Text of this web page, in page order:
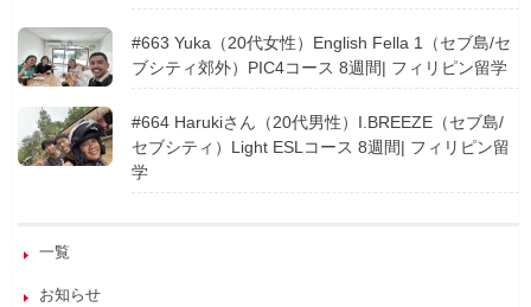
#663 Yuka（20代女性）English Fella 1（セブ島/セ
ブシティ郊外）PIC4コース 8週間| フィリピン留学
#664 Harukiさん（20代男性）I.BREEZE（セブ島/
セブシティ）Light ESLコース 8週間| フィリピン留
学
一覧
お知らせ